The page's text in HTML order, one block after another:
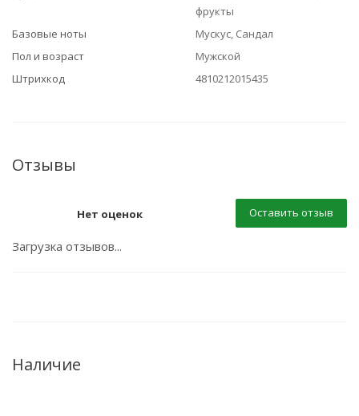
фрукты
Базовые ноты
Мускус, Сандал
Пол и возраст
Мужской
Штрихкод
4810212015435
Отзывы
Нет оценок Оставить отзыв
Загрузка отзывов...
Наличие